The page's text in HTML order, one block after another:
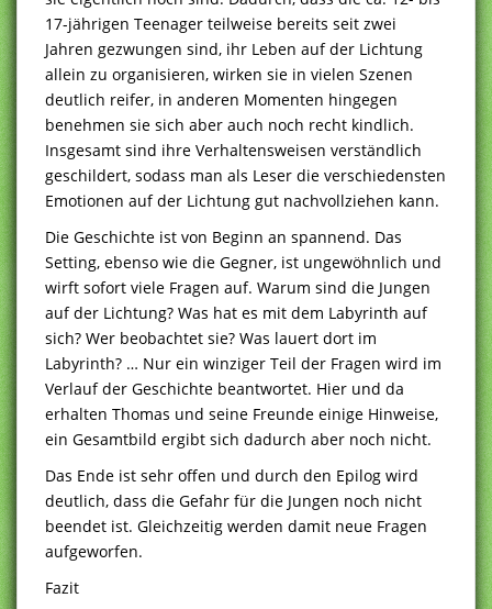
17-jährigen Teenager teilweise bereits seit zwei
Jahren gezwungen sind, ihr Leben auf der Lichtung
allein zu organisieren, wirken sie in vielen Szenen
deutlich reifer, in anderen Momenten hingegen
benehmen sie sich aber auch noch recht kindlich.
Insgesamt sind ihre Verhaltensweisen verständlich
geschildert, sodass man als Leser die verschiedensten
Emotionen auf der Lichtung gut nachvollziehen kann.
Die Geschichte ist von Beginn an spannend. Das
Setting, ebenso wie die Gegner, ist ungewöhnlich und
wirft sofort viele Fragen auf. Warum sind die Jungen
auf der Lichtung? Was hat es mit dem Labyrinth auf
sich? Wer beobachtet sie? Was lauert dort im
Labyrinth? … Nur ein winziger Teil der Fragen wird im
Verlauf der Geschichte beantwortet. Hier und da
erhalten Thomas und seine Freunde einige Hinweise,
ein Gesamtbild ergibt sich dadurch aber noch nicht.
Das Ende ist sehr offen und durch den Epilog wird
deutlich, dass die Gefahr für die Jungen noch nicht
beendet ist. Gleichzeitig werden damit neue Fragen
aufgeworfen.
Fazit